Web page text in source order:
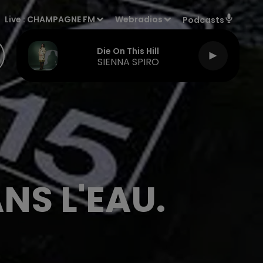
Live :CHAMPAGNE FM Webradios Podcasts
Die On This Hill
SIENNA SPIRO
L'EAU.